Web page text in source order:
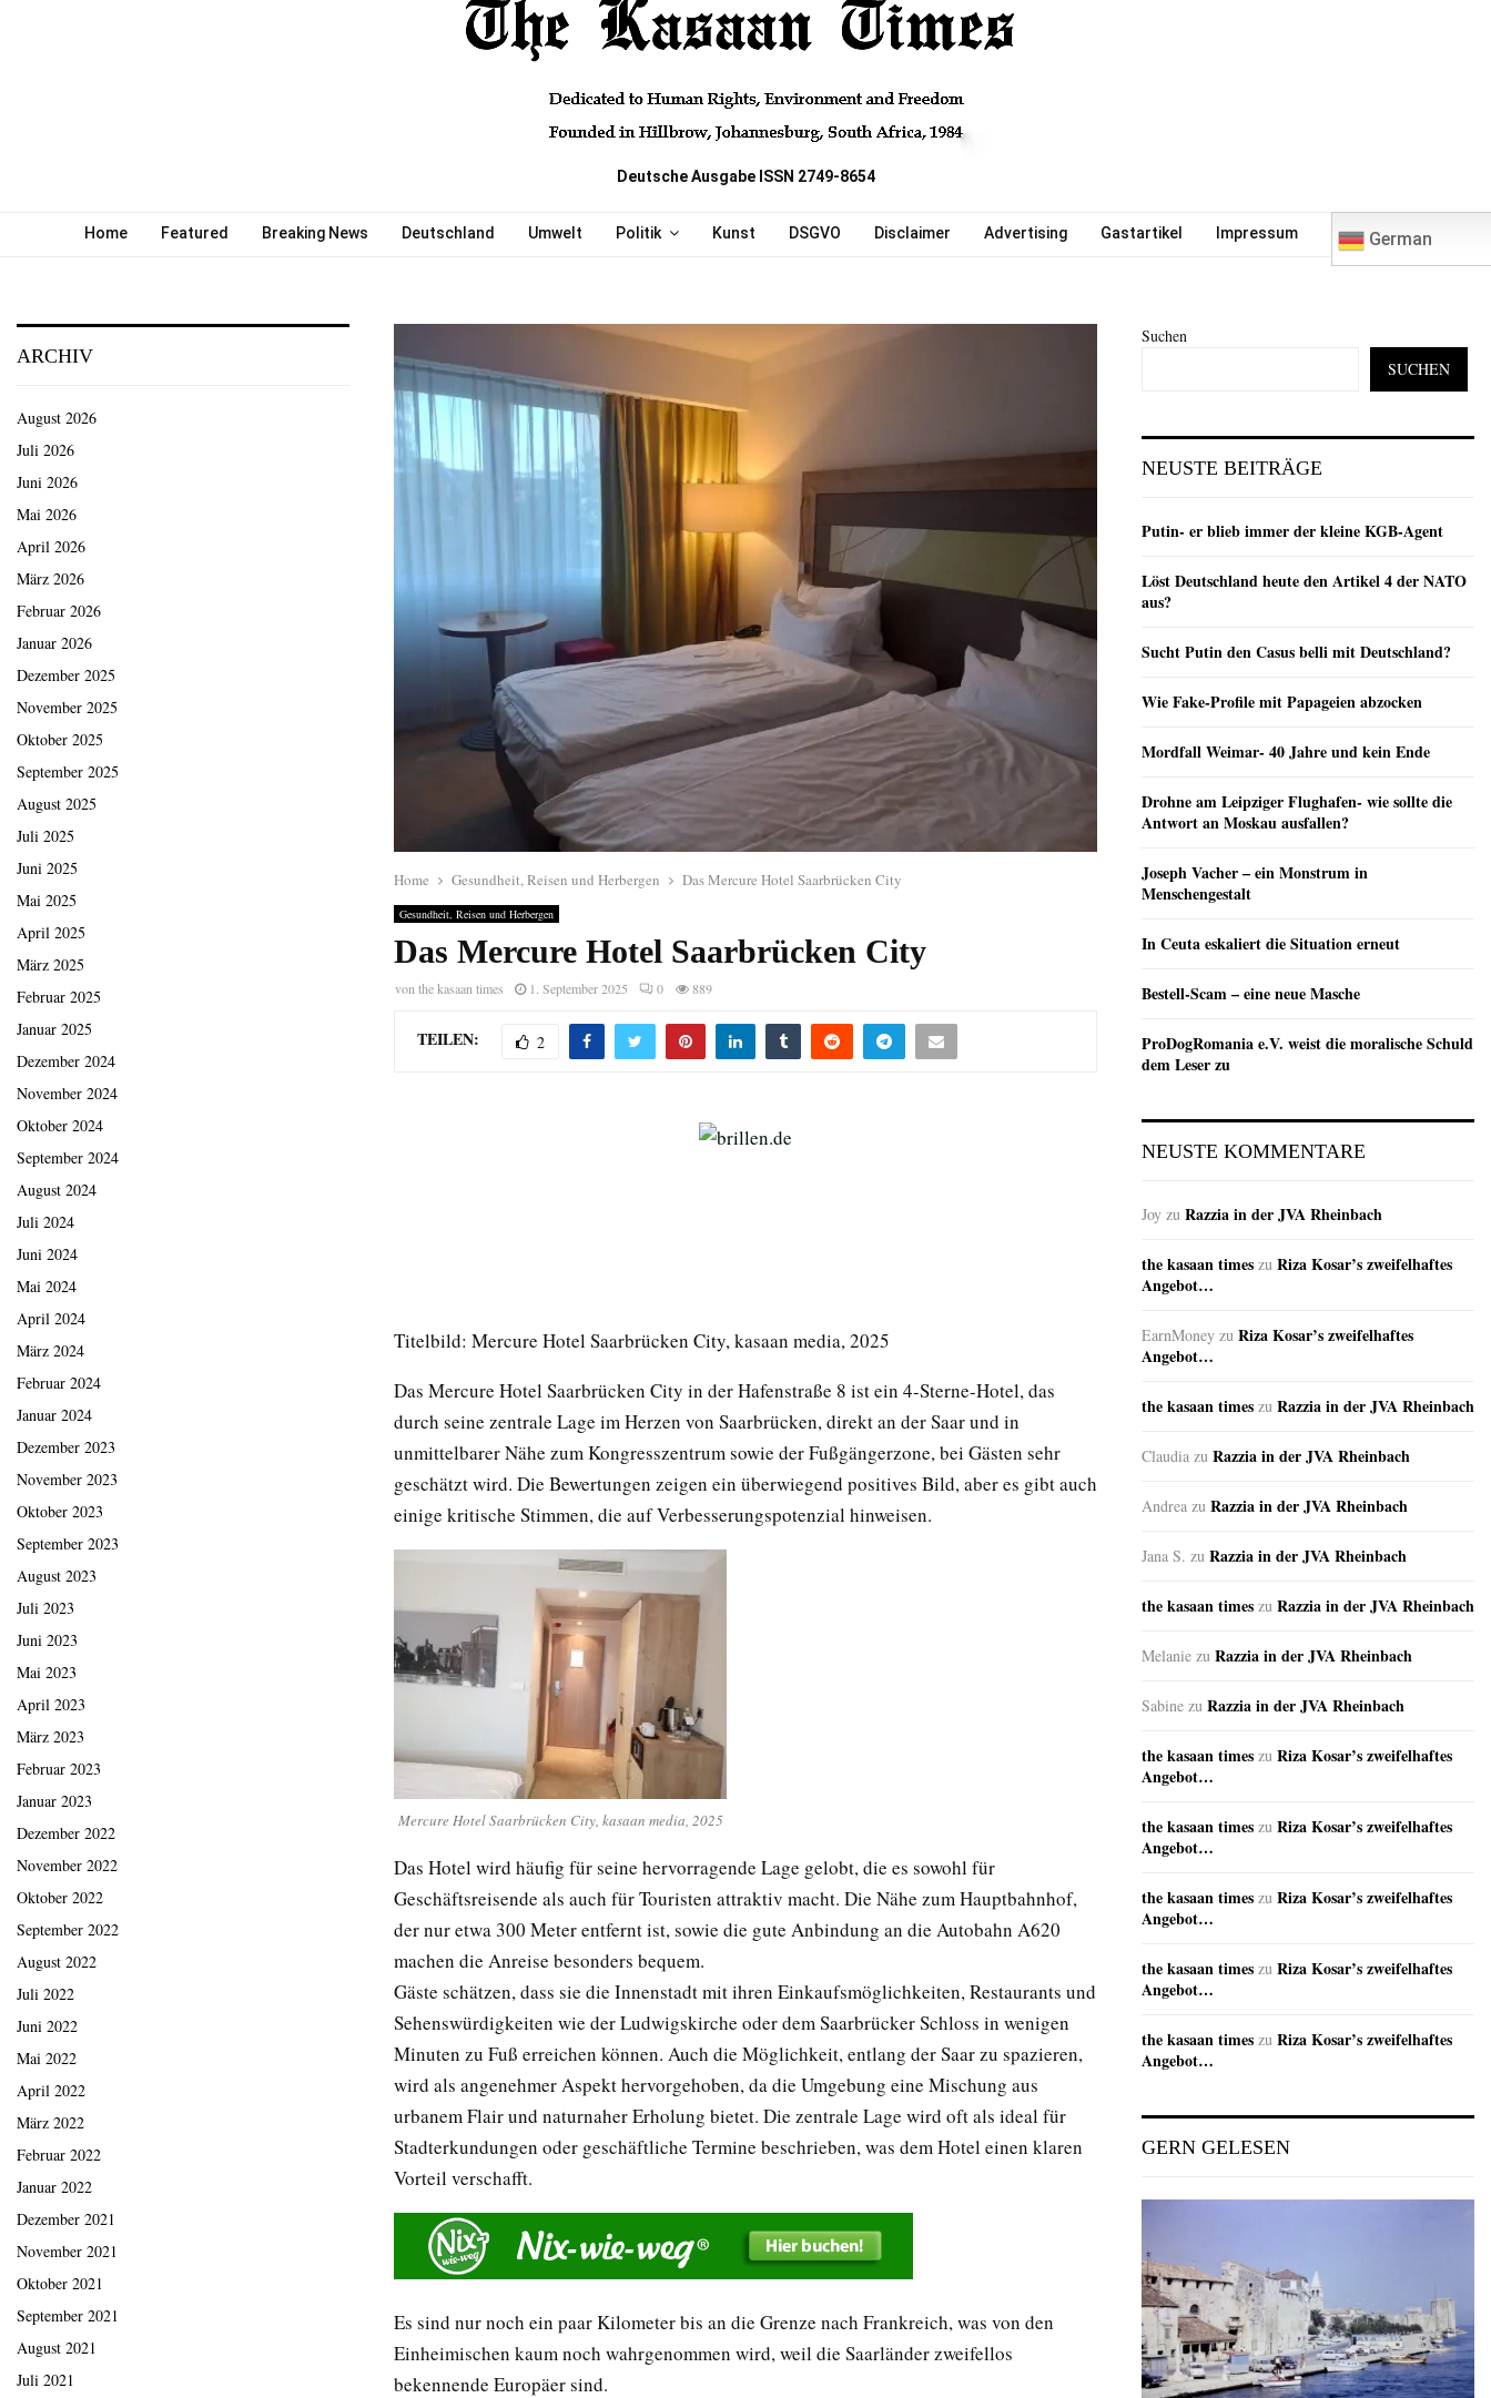
Deutsche Ausgabe ISSN 2749-8654
Home Featured Breaking News Deutschland Umwelt Politik Kunst DSGVO Disclaimer Advertising Gastartikel Impressum German
Home Gesundheit, Reisen und Herbergen Das Mercure Hotel Saarbrücken City
Gesundheit, Reisen und Herbergen
Das Mercure Hotel Saarbrücken City
von the kasaan times 1. September 2025 0 889
TEILEN: 2
Titelbild: Mercure Hotel Saarbrücken City, kasaan media, 2025
Das Mercure Hotel Saarbrücken City in der Hafenstraße 8 ist ein 4-Sterne-Hotel, das
durch seine zentrale Lage im Herzen von Saarbrücken, direkt an der Saar und in
unmittelbarer Nähe zum Kongresszentrum sowie der Fußgängerzone, bei Gästen sehr
geschätzt wird. Die Bewertungen zeigen ein überwiegend positives Bild, aber es gibt auch
einige kritische Stimmen, die auf Verbesserungspotenzial hinweisen.
Mercure Hotel Saarbrücken City, kasaan media, 2025
Das Hotel wird häufig für seine hervorragende Lage gelobt, die es sowohl für
Geschäftsreisende als auch für Touristen attraktiv macht. Die Nähe zum Hauptbahnhof,
der nur etwa 300 Meter entfernt ist, sowie die gute Anbindung an die Autobahn A620
machen die Anreise besonders bequem.
Gäste schätzen, dass sie die Innenstadt mit ihren Einkaufsmöglichkeiten, Restaurants und
Sehenswürdigkeiten wie der Ludwigskirche oder dem Saarbrücker Schloss in wenigen
Minuten zu Fuß erreichen können. Auch die Möglichkeit, entlang der Saar zu spazieren,
wird als angenehmer Aspekt hervorgehoben, da die Umgebung eine Mischung aus
urbanem Flair und naturnaher Erholung bietet. Die zentrale Lage wird oft als ideal für
Stadterkundungen oder geschäftliche Termine beschrieben, was dem Hotel einen klaren
Vorteil verschafft.
Es sind nur noch ein paar Kilometer bis an die Grenze nach Frankreich, was von den
Einheimischen kaum noch wahrgenommen wird, weil die Saarländer zweifellos
bekennende Europäer sind.
ARCHIV
August 2026
Juli 2026
Juni 2026
Mai 2026
April 2026
März 2026
Februar 2026
Januar 2026
Dezember 2025
November 2025
Oktober 2025
September 2025
August 2025
Juli 2025
Juni 2025
Mai 2025
April 2025
März 2025
Februar 2025
Januar 2025
Dezember 2024
November 2024
Oktober 2024
September 2024
August 2024
Juli 2024
Juni 2024
Mai 2024
April 2024
März 2024
Februar 2024
Januar 2024
Dezember 2023
November 2023
Oktober 2023
September 2023
August 2023
Juli 2023
Juni 2023
Mai 2023
April 2023
März 2023
Februar 2023
Januar 2023
Dezember 2022
November 2022
Oktober 2022
September 2022
August 2022
Juli 2022
Juni 2022
Mai 2022
April 2022
März 2022
Februar 2022
Januar 2022
Dezember 2021
November 2021
Oktober 2021
September 2021
August 2021
Juli 2021
Suchen
SUCHEN
NEUSTE BEITRÄGE
Putin- er blieb immer der kleine KGB-Agent
Löst Deutschland heute den Artikel 4 der NATO
aus?
Sucht Putin den Casus belli mit Deutschland?
Wie Fake-Profile mit Papageien abzocken
Mordfall Weimar- 40 Jahre und kein Ende
Drohne am Leipziger Flughafen- wie sollte die
Antwort an Moskau ausfallen?
Joseph Vacher – ein Monstrum in
Menschengestalt
In Ceuta eskaliert die Situation erneut
Bestell-Scam – eine neue Masche
ProDogRomania e.V. weist die moralische Schuld
dem Leser zu
NEUSTE KOMMENTARE
Joy zu Razzia in der JVA Rheinbach
the kasaan times zu Riza Kosar’s zweifelhaftes
Angebot…
EarnMoney zu Riza Kosar’s zweifelhaftes
Angebot…
the kasaan times zu Razzia in der JVA Rheinbach
Claudia zu Razzia in der JVA Rheinbach
Andrea zu Razzia in der JVA Rheinbach
Jana S. zu Razzia in der JVA Rheinbach
the kasaan times zu Razzia in der JVA Rheinbach
Melanie zu Razzia in der JVA Rheinbach
Sabine zu Razzia in der JVA Rheinbach
the kasaan times zu Riza Kosar’s zweifelhaftes
Angebot…
the kasaan times zu Riza Kosar’s zweifelhaftes
Angebot…
the kasaan times zu Riza Kosar’s zweifelhaftes
Angebot…
the kasaan times zu Riza Kosar’s zweifelhaftes
Angebot…
the kasaan times zu Riza Kosar’s zweifelhaftes
Angebot…
GERN GELESEN